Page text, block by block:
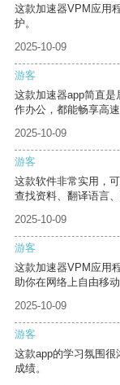
这款加速器VPM应用
护。
2025-10-09
游客
这款加速器app简直
作办公，都能畅享高
2025-10-09
游客
这款软件非常实用，
查找资料、翻译语言、
2025-10-09
游客
这款加速器VPM应用
助你在网络上自由移动
2025-10-09
游客
这款app的学习氛围
成绩。